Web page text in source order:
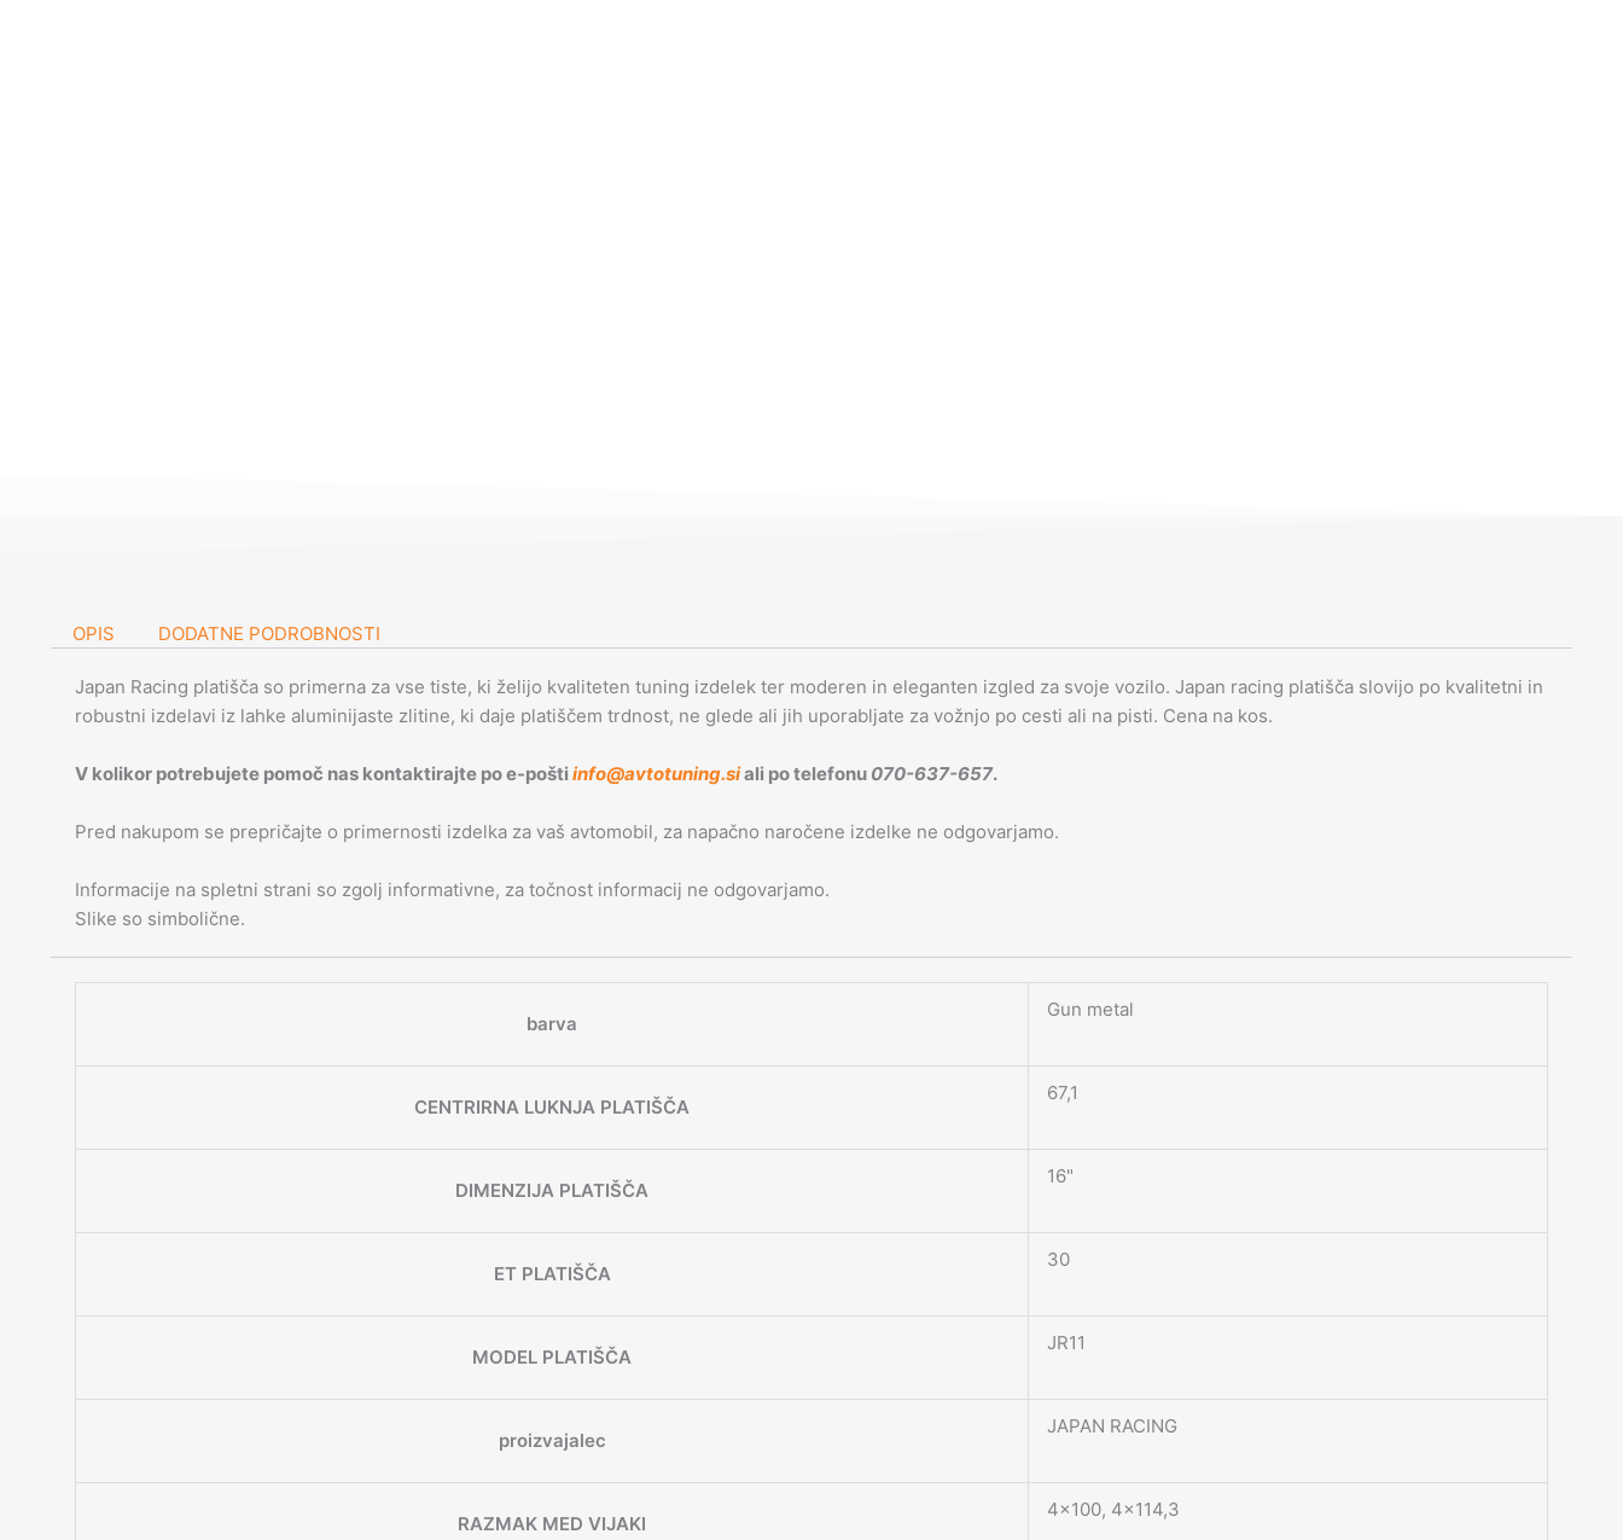
OPIS DODATNE PODROBNOSTI
Japan Racing platišča so primerna za vse tiste, ki želijo kvaliteten tuning izdelek ter moderen in eleganten izgled za svoje vozilo. Japan racing platišča slovijo po kvalitetni in
robustni izdelavi iz lahke aluminijaste zlitine, ki daje platiščem trdnost, ne glede ali jih uporabljate za vožnjo po cesti ali na pisti. Cena na kos.
V kolikor potrebujete pomoč nas kontaktirajte po e-pošti info@avtotuning.siali po telefonu 070-637-657.
Pred nakupom se prepričajte o primernosti izdelka za vaš avtomobil, za napačno naročene izdelke ne odgovarjamo.
Informacije na spletni strani so zgolj informativne, za točnost informacij ne odgovarjamo.
Slike so simbolične.
barva
Gun metal
CENTRIRNA LUKNJA PLATIŠČA
67,1
DIMENZIJA PLATIŠČA
16"
ET PLATIŠČA
30
MODEL PLATIŠČA
JR11
proizvajalec
JAPAN RACING
RAZMAK MED VIJAKI
4×100, 4×114,3